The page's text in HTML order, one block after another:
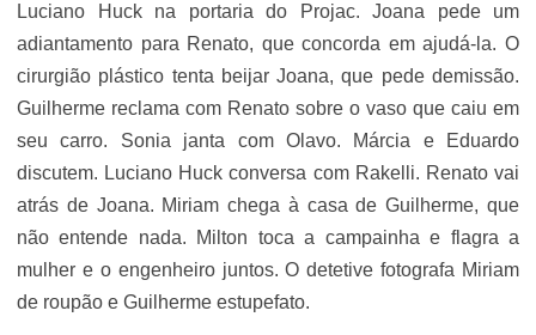
Luciano Huck na portaria do Projac. Joana pede um
adiantamento para Renato, que concorda em ajudá-la. O
cirurgião plástico tenta beijar Joana, que pede demissão.
Guilherme reclama com Renato sobre o vaso que caiu em
seu carro. Sonia janta com Olavo. Márcia e Eduardo
discutem. Luciano Huck conversa com Rakelli. Renato vai
atrás de Joana. Miriam chega à casa de Guilherme, que
não entende nada. Milton toca a campainha e flagra a
mulher e o engenheiro juntos. O detetive fotografa Miriam
de roupão e Guilherme estupefato.